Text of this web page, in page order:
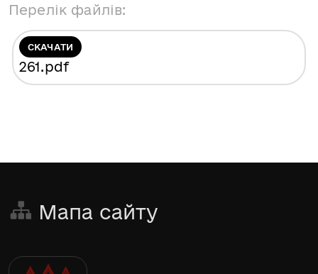
Перелік файлів:
СКАЧАТИ
261.pdf
Мапа сайту